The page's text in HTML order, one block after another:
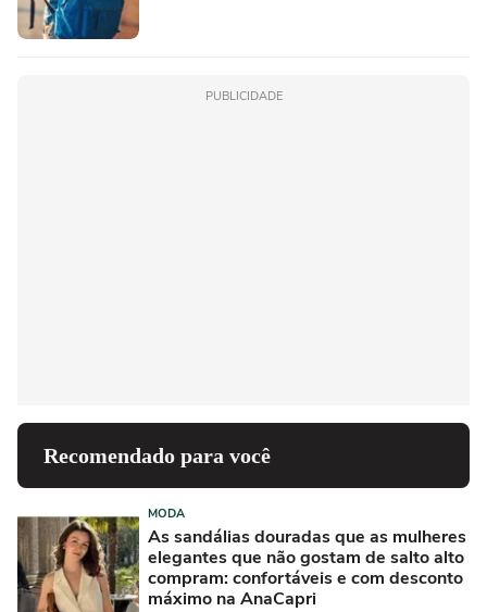
PUBLICIDADE
Recomendado para você
MODA
As sandálias douradas que as mulheres
elegantes que não gostam de salto alto
compram: confortáveis e com desconto
máximo na AnaCapri